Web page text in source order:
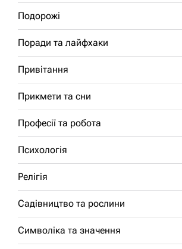
Подорожі
Поради та лайфхаки
Привітання
Прикмети та сни
Професії та робота
Психологія
Релігія
Садівництво та рослини
Символіка та значення